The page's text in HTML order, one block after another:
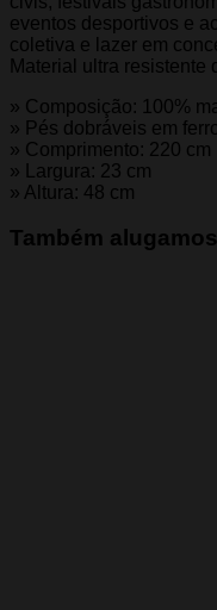
eventos desportivos e
coletiva e lazer em
Material ultra resistente
» Composição: 100%
» Pés dobráveis em
» Comprimento: 220 cm
» Largura: 23 cm
» Altura: 48 cm
Também